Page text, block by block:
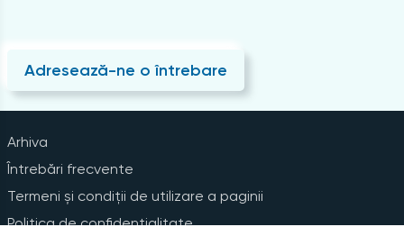
Adresează-ne o întrebare
Arhiva
Întrebări frecvente
Termeni și condiții de utilizare a paginii
Politica de confidențialitate